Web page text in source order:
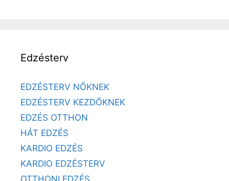
Edzésterv
EDZÉSTERV NŐKNEK
EDZÉSTERV KEZDŐKNEK
EDZÉS OTTHON
HÁT EDZÉS
KARDIO EDZÉS
KARDIO EDZÉSTERV
OTTHONI EDZÉS